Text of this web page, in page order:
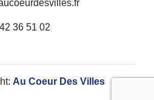
36 51 02
Au Coeur Des Villes